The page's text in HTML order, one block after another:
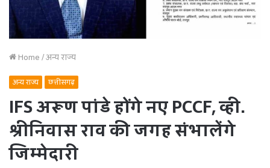
Home/अन्य राज्य
अन्य राज्य छत्तीसगढ़
IFS अरूण पांडे होंगे नए PCCF, व्ही.
श्रीनिवास राव की जगह संभालेंगे
जिम्मेदारी